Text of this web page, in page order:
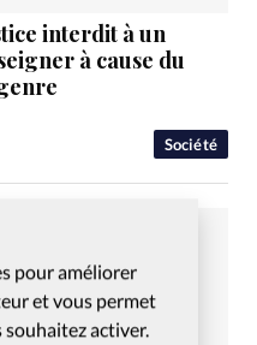
pour améliorer
et vous permet
activer.
Société
interdit à un
à cause du